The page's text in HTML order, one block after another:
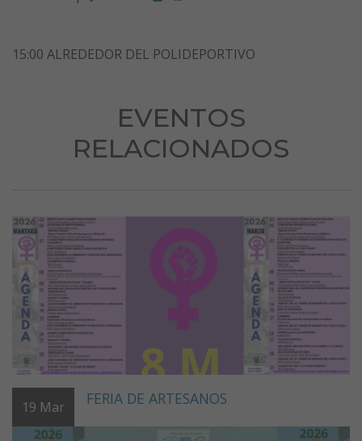
15:00 ALREDEDOR DEL POLIDEPORTIVO
EVENTOS
RELACIONADOS
19 Mar FERIA DE ARTESANOS